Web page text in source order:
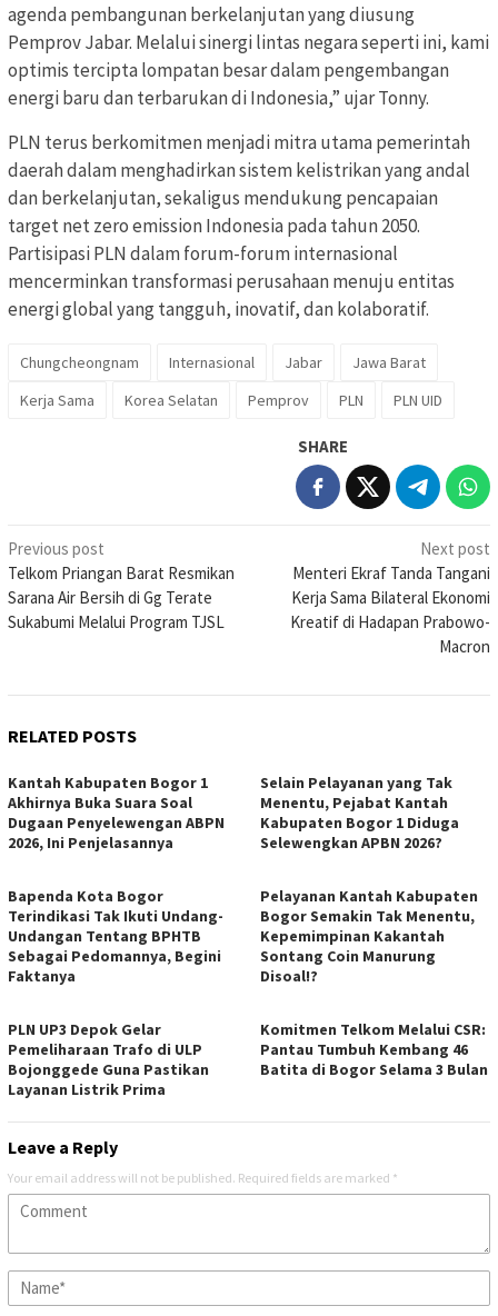
agenda pembangunan berkelanjutan yang diusung
Pemprov Jabar. Melalui sinergi lintas negara seperti ini, kami
optimis tercipta lompatan besar dalam pengembangan
energi baru dan terbarukan di Indonesia,” ujar Tonny.
PLN terus berkomitmen menjadi mitra utama pemerintah
daerah dalam menghadirkan sistem kelistrikan yang andal
dan berkelanjutan, sekaligus mendukung pencapaian
target net zero emission Indonesia pada tahun 2050.
Partisipasi PLN dalam forum-forum internasional
mencerminkan transformasi perusahaan menuju entitas
energi global yang tangguh, inovatif, dan kolaboratif.
Chungcheongnam Internasional Jabar
Jawa Barat
Kerja Sama
Korea Selatan Pemprov PLN PLN UID
SHARE
Post
navigation
Previous post
Telkom Priangan Barat Resmikan
Sarana Air Bersih di Gg Terate
Sukabumi Melalui Program TJSL
Next post
Menteri Ekraf Tanda Tangani
Kerja Sama Bilateral Ekonomi
Kreatif di Hadapan Prabowo-
Macron
RELATED POSTS
Kantah Kabupaten Bogor 1
Akhirnya Buka Suara Soal
Dugaan Penyelewengan ABPN
2026, Ini Penjelasannya
Selain Pelayanan yang Tak
Menentu, Pejabat Kantah
Kabupaten Bogor 1 Diduga
Selewengkan APBN 2026?
Bapenda Kota Bogor
Terindikasi Tak Ikuti Undang-
Undangan Tentang BPHTB
Sebagai Pedomannya, Begini
Faktanya
Pelayanan Kantah Kabupaten
Bogor Semakin Tak Menentu,
Kepemimpinan Kakantah
Sontang Coin Manurung
Disoal!?
PLN UP3 Depok Gelar
Pemeliharaan Trafo di ULP
Bojonggede Guna Pastikan
Layanan Listrik Prima
Komitmen Telkom Melalui CSR:
Pantau Tumbuh Kembang 46
Batita di Bogor Selama 3 Bulan
Leave a Reply
Your email address will not be published. Required fields are marked *